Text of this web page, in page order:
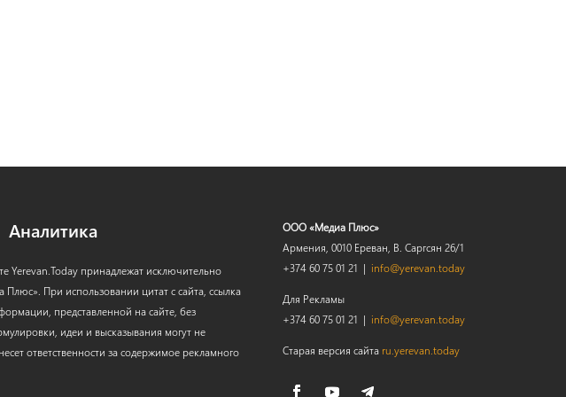
Аналитика
Yerevan.Today принадлежат исключительно
При использовании цитат с сайта, ссылка
представленной на сайте, без
идеи и высказывания могут не
ответственности за содержимое рекламного
ООО «Медиа Плюс»
Армения, 0010 Ереван, В. Саргсян 26/1
+374 60 75 01 21 | info@yerevan.today
Для Рекламы
+374 60 75 01 21 | info@yerevan.today
Старая версия сайта ru.yerevan.today